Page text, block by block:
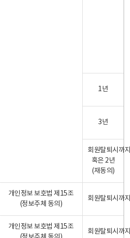
1년
3년
회원탈퇴시까
혹은 2년
(재동의)
개인정보 보호법 제15조
(정보주체 동의)
회원탈퇴시까
개인정보 보호법 제15조
회원탈퇴시까